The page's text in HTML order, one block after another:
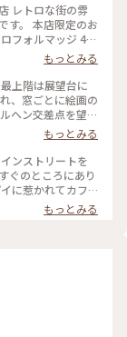
レトロな街の雰
のお
フォルマッジ 4種
つぶチーズを閉
ィナンシェ コク
てならではのサク
ェも併設されてい
鑑 #ルタオ #おや
もっとみる
み、そして海。一
出になりまし
自由に立ち寄れ
こと聞いたこと
2Fには、
もっとみる
ぐのところにあり
に惹かれてカフ
、アップルパイは
食べられます🍎🍏
ョコラミルク、
べ歩きに良さそ
もっとみる